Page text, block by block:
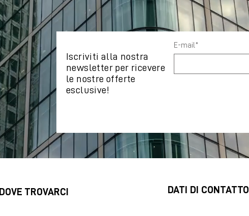
Iscriviti alla nostra
newsletter per ricevere
le nostre offerte
esclusive!
E-mail*
DOVE TROVARCI DATI DI CONTATTO